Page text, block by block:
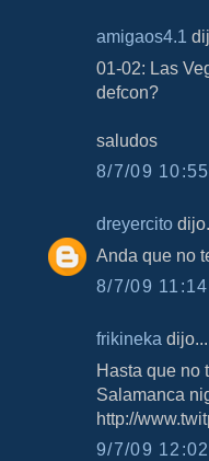
amigaos4.1
01-02: Las
defcon?
saludos
8/7/09
dreyercito
Anda que no
8/7/09
frikineka dijo...
Hasta que no
Salamanca
http://
9/7/09